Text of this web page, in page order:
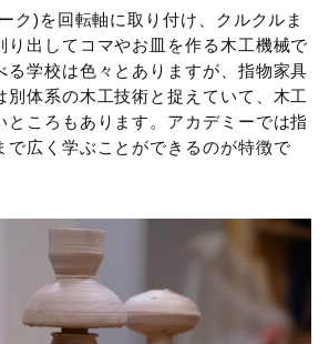
ク)を回転軸に取り付け、クルクルま
り出してコマやお皿を作る木工機械で
る学校は色々とありますが、指物家具
別体系の木工技術と捉えていて、木工
ところもあります。アカデミーでは指
で広く学ぶことができるのが特徴で